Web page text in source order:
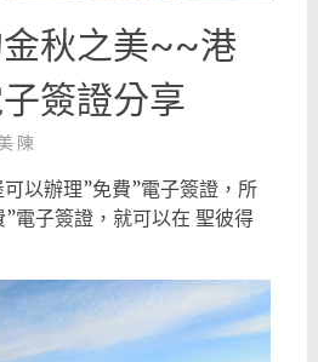
秋之美~~港
簽證分享
陳
可以辦理”免費”電子簽證，所
電子簽證，就可以在 聖彼得